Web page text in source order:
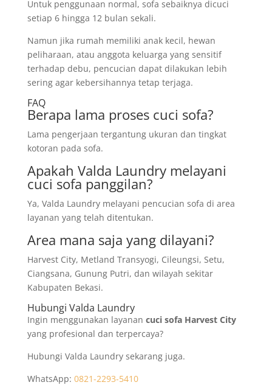
Untuk penggunaan normal, sofa sebaiknya dicuci
setiap 6 hingga 12 bulan sekali.
Namun jika rumah memiliki anak kecil, hewan
peliharaan, atau anggota keluarga yang sensitif
terhadap debu, pencucian dapat dilakukan lebih
sering agar kebersihannya tetap terjaga.
FAQ
Berapa lama proses cuci sofa?
Lama pengerjaan tergantung ukuran dan tingkat
kotoran pada sofa.
Apakah Valda Laundry melayani
cuci sofa panggilan?
Ya, Valda Laundry melayani pencucian sofa di area
layanan yang telah ditentukan.
Area mana saja yang dilayani?
Harvest City, Metland Transyogi, Cileungsi, Setu,
Ciangsana, Gunung Putri, dan wilayah sekitar
Kabupaten Bekasi.
Hubungi Valda Laundry
Ingin menggunakan layanan cuci sofa Harvest City
yang profesional dan terpercaya?
Hubungi Valda Laundry sekarang juga.
WhatsApp: 0821-2293-5410